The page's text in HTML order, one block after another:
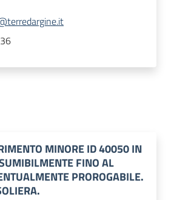
MINORE ID 40050 IN
FINO AL
PROROGABILE.